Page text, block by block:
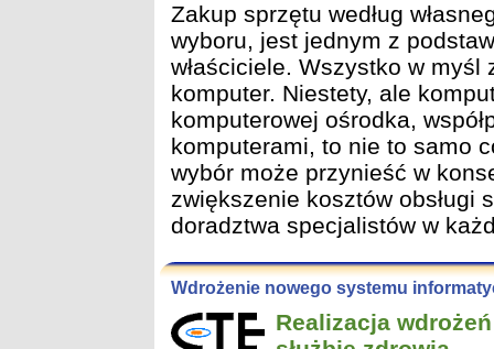
Zakup sprzętu według
wyboru, jest jednym z
właściciele. Wszystko w
komputer. Niestety, ale
komputerowej ośrodka,
komputerami, to nie to samo
wybór może przynieść w
zwiększenie kosztów obsługi
doradztwa specjalistów w
Wdrożenie nowego systemu
Realizacja